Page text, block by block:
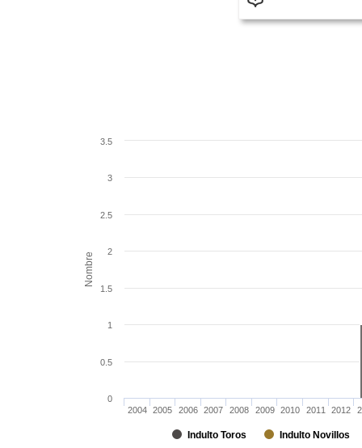
Nombre
Indulto Toros Indulto Novillos
2004 2005 2006 2007 2008 2009 2010 2011 2012
0
0.5
1
1.5
2
2.5
3
3.5